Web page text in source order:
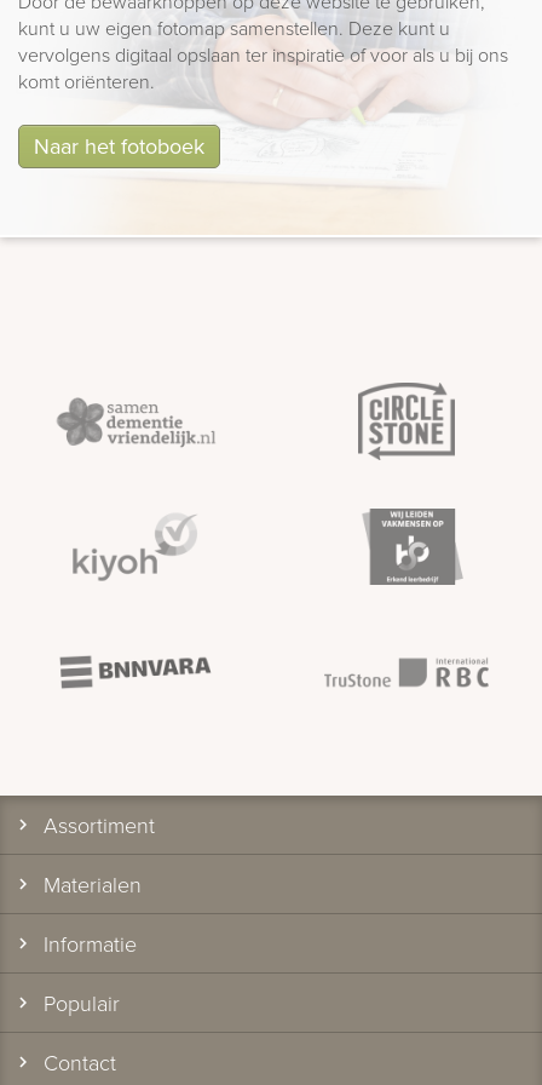
kunt u uw eigen fotomap samenstellen. Deze kunt u
vervolgens digitaal opslaan ter inspiratie of voor als u bij ons
komt oriënteren.
Naar het fotoboek
Assortiment
Materialen
Informatie
Populair
Contact